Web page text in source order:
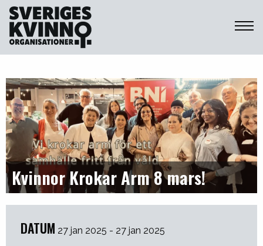
Sveriges Kvinnoorganisationer
Kvinnor Krokar Arm 8 mars!
DATUM 27 jan 2025 - 27 jan 2025